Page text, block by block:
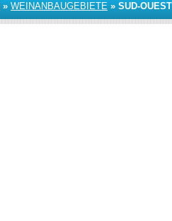
» WEINANBAUGEBIETE » SUD-OUEST